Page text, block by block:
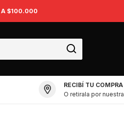
A $100.000
RECIBÍ TU COMPRA
O retirala por